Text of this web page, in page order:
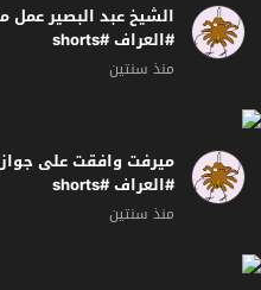
الشيخ عبد البصير عمل
#العراف #shorts
منذ سنتين
ميرفت وافقت على جواز
#العراف #shorts
منذ سنتين